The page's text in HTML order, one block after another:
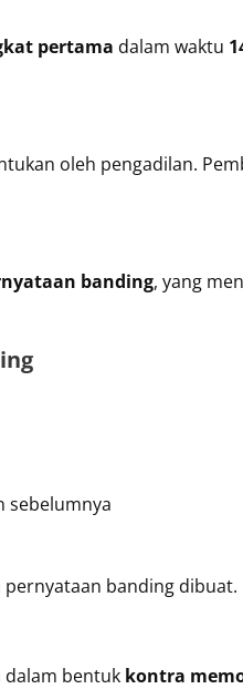
pertama dalam waktu
oleh pengadilan.
banding, yang
sebelumnya
banding dibuat.
bentuk kontra